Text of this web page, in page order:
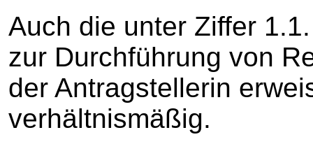
Auch die unter Ziffer
zur Durchführung von
der Antragstellerin
verhältnismäßig.